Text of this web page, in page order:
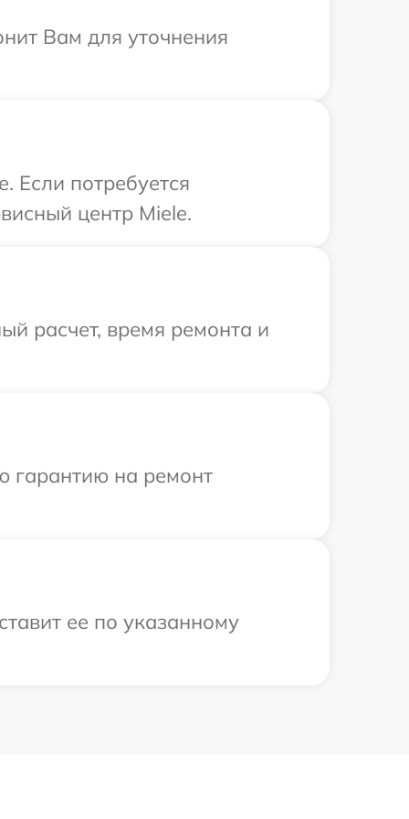
Вам для уточнения
Если потребуется
центр Miele.
расчет, время ремонта и
гарантию на ремонт
ее по указанному